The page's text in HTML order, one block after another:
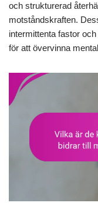
och strukturerad
motståndskraften.
intermittenta fastor
för att övervinna